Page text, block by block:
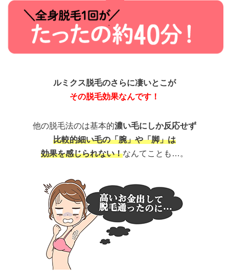
ルミクス脱毛のさらに凄いとこが
その脱毛効果なんです！
他の脱毛法のは基本的濃い毛にしか反応せず
比較的細い毛の「腕」や「脚」は
効果を感じられない！なんてことも…。